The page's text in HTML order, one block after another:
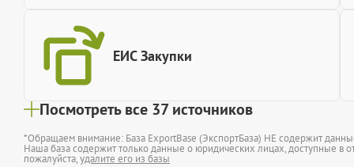
ЕИС Закупки
Посмотреть все 37 источников
*Обращаем внимание: База ExportBase (ЭкспортБаза) НЕ содержит
Наша база содержит только данные о юридических лицах, доступные в
пожалуйста,удалите его из базы